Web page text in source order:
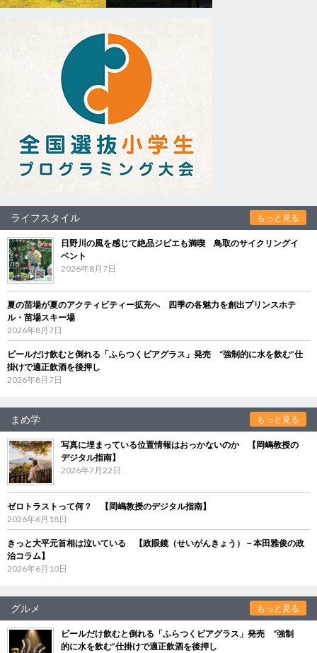
ライフスタイル もっと見る
日野川の風を感じて絶品ジビエも満喫 鳥取のサイクリングイ
ベント
2026年8月7日
夏の苗場が夏のアクティビティー拡充へ 四季の各魅力を創出プリンスホテ
ル・苗場スキー場
2026年8月7日
ビールだけ飲むと倒れる「ふらつくビアグラス」発売 “強制的に水を飲む”仕
掛けで適正飲酒を後押し
2026年8月7日
まめ学 もっと見る
写真に埋まっている位置情報はおっかないのか 【岡嶋教授の
デジタル指南】
2026年7月22日
ゼロトラストって何？ 【岡嶋教授のデジタル指南】
2026年6月18日
きっと大平元首相は泣いている 【政眼鏡（せいがんきょう）－本田雅俊の政
治コラム】
2026年6月10日
グルメ もっと見る
ビールだけ飲むと倒れる「ふらつくビアグラス」発売 “強制
的に水を飲む”仕掛けで適正飲酒を後押し